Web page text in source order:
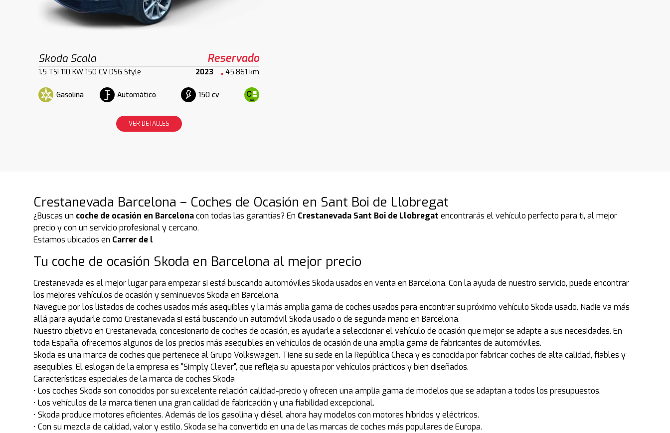
Skoda Scala Reservado
1.5 TSI 110 KW 150 CV DSG Style 2023 45.861 km
Gasolina Automático 150 cv
VER DETALLES
Crestanevada Barcelona – Coches de Ocasión en Sant Boi de Llobregat
¿Buscas un coche de ocasión en Barcelonacon todas las garantías? En Crestanevada Sant Boi de Llobregat encontrarás el vehículo perfecto para ti, al mejor
precio y con un servicio profesional y cercano.
Estamos ubicados en Carrer de l
Tu coche de ocasión Skoda en Barcelona al mejor precio
Crestanevada es el mejor lugar para empezar si está buscando automóviles Skoda usados en venta en Barcelona. Con la ayuda de nuestro servicio, puede encontrar
los mejores vehículos de ocasión y seminuevos Skoda en Barcelona.
Navegue por los listados de coches usados más asequibles y la más amplia gama de coches usados para encontrar su próximo vehículo Skoda usado. Nadie va más
allá para ayudarle como Crestanevada si está buscando un automóvil Skoda usado o de segunda mano en Barcelona.
Nuestro objetivo en Crestanevada, concesionario de coches de ocasión, es ayudarle a seleccionar el vehículo de ocasión que mejor se adapte a sus necesidades. En
toda España, ofrecemos algunos de los precios más asequibles en vehículos de ocasión de una amplia gama de fabricantes de automóviles.
Skoda es una marca de coches que pertenece al Grupo Volkswagen. Tiene su sede en la República Checa y es conocida por fabricar coches de alta calidad, fiables y
asequibles. El eslogan de la empresa es "Simply Clever", que refleja su apuesta por vehículos prácticos y bien diseñados.
Características especiales de la marca de coches Skoda
• Los coches Skoda son conocidos por su excelente relación calidad-precio y ofrecen una amplia gama de modelos que se adaptan a todos los presupuestos.
• Los vehículos de la marca tienen una gran calidad de fabricación y una fiabilidad excepcional.
• Skoda produce motores eficientes. Además de los gasolina y diésel, ahora hay modelos con motores híbridos y eléctricos.
• Con su mezcla de calidad, valor y estilo, Skoda se ha convertido en una de las marcas de coches más populares de Europa.